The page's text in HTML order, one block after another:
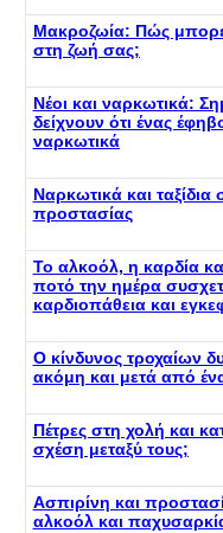
Μακροζωία: Πώς
στη ζωή σας;
Νέοι και ναρκωτικά:
δείχνουν ότι ένας
ναρκωτικά
Ναρκωτικά και
προστασίας
Το αλκοόλ, η καρδία
ποτό την ημέρα
καρδιοπάθεια και
Ο κίνδυνος τροχαίων
ακόμη και μετά από
Πέτρες στη χολή και
σχέση μεταξύ τους;
Ασπιρίνη και
αλκοόλ και